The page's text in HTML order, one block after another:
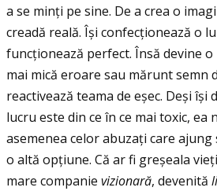
a se minţi pe sine. De a crea o
creadă reală. Își confecţionează o
funcţionează perfect. Însă devine o
mai mică eroare sau mărunt semn
reactivează teama de eșec. Deși își
lucru este din ce în ce mai toxic, ea
asemenea celor abuzaţi care ajung
o altă opţiune. Că ar fi greșeala
mare companie vizionară, devenită